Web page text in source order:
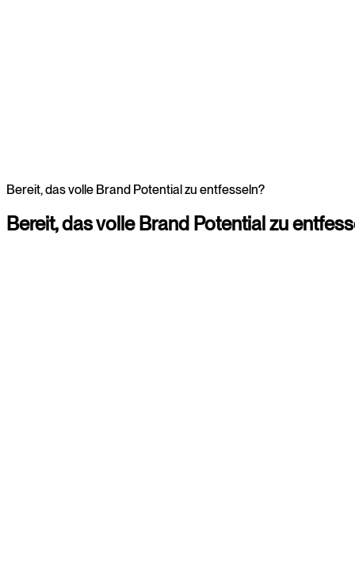
Bereit, das volle Brand Potential zu entfesseln?
Bereit,dasvolle Brand Potential zu